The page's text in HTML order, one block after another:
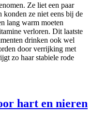
Ze liet een paar
konden ze niet eens bij de
lang warm moeten
verloren. Dit laatste
drinken ook wel
door verrijking met
zo haar stabiele rode
hart en nieren